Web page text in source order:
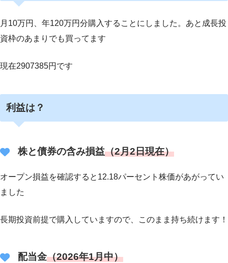
月10万円、年120万円分購入することにしました。あと成長投
資枠のあまりでも買ってます
現在2907385円です
利益は？
株と債券の含み損益（2月2日現在）
オープン損益を確認すると12.18パーセント株価があがってい
ました
長期投資前提で購入していますので、このまま持ち続けます！
配当金（2026年1月中）